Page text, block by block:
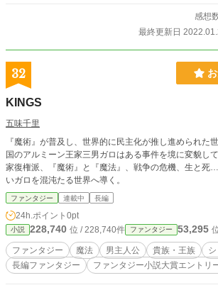
感想
最終更新日
32
KINGS
五味千里
『魔術』が普及し、世界的に民主化が推し進められた
国のアルミーン王家三男ガロはある事件を境に変貌し
家復権派、『魔術』と『魔法』、戦争の危機、生と
いガロを混沌たる世界へ導く。
ファンタジー 連載中 長編
24h.ポイント 0pt
小説 228,740 位 / 228,740件 ファンタジー 53,295
ファンタジー 魔法 男主人公 貴族・王族
長編ファンタジー
ファンタジー小説大賞エントリ